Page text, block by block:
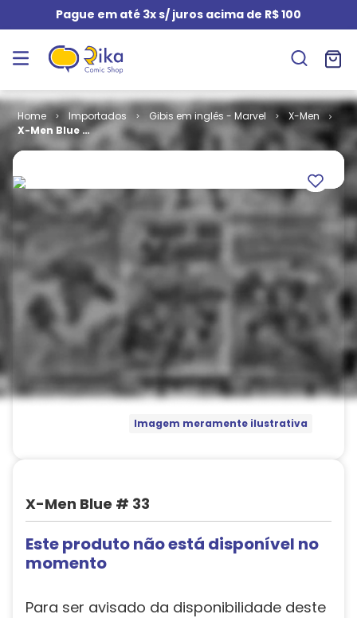
Pague em até 3x s/ juros acima de R$ 100
Importados Gibis em inglês - Marvel
X-Men
X-Men Blue #
Imagem meramente ilustrativa
X-Men Blue # 33
Este produto não está disponível no
momento
Para ser avisado da disponibilidade deste